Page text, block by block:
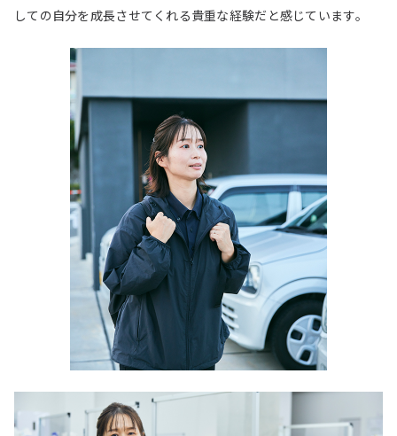
しての自分を成長させてくれる貴重な経験だと感じています。